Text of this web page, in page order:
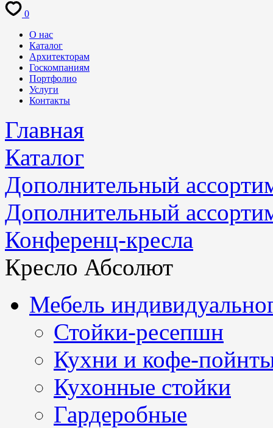
0
О нас
Каталог
Архитекторам
Госкомпаниям
Портфолио
Услуги
Контакты
Главная
Каталог
Дополнительный
Дополнительный
Конференц-кресла
Кресло Абсолют
Мебель
Стойки-ресепшн
Кухни и кофе-
Кухонные стойки
Гардеробные